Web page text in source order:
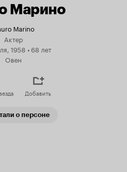
Марино
Marino
Актер
1958 • 68 лет
Овен
Добавить
о персоне